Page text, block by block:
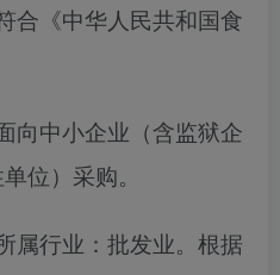
合《中华人民共和国食
向中小企业（含监狱企
位）采购。
属行业： 批发业。根据